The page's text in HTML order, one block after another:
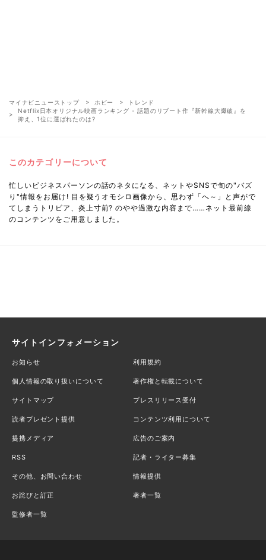
マイナビニューストップ ホビー
トレンド
Netflix日本オリジナル映画ランキング - 話題のリブート作『新幹線大爆破』を
抑え、1位に選ばれたのは?
このカテゴリーについて
忙しいビジネスパーソンの話のネタになる、ネットやSNSで旬の"バズ
り"情報をお届け! 目を疑うオモシロ画像から、思わず「へ～」と声がで
てしまうトリビア、炎上寸前? のやや過激な内容まで……ネット最前線
のコンテンツをご用意しました。
サイトインフォメーション
お知らせ 利用規約
個人情報の取り扱いについて 著作権と転載について
サイトマップ プレスリリース受付
読者プレゼント提供 コンテンツ利用について
提携メディア 広告のご案内
RSS 記者・ライター募集
その他、お問い合わせ 情報提供
お詫びと訂正 著者一覧
監修者一覧